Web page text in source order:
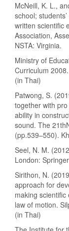
McNeill, K. L.,
school;
written scientific
Association,
NSTA: Virginia.
Ministry of
Curriculum
(in Thai)
Patwong, S.
together with
ability in
sound. The
(pp.539–550).
Seel, N. M.
London:
Sirithon, N.
approach for
making
law of motion.
(in Thai)